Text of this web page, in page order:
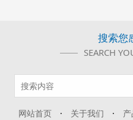
搜索您
SEARCH
网站首页 · 关于我们 ·